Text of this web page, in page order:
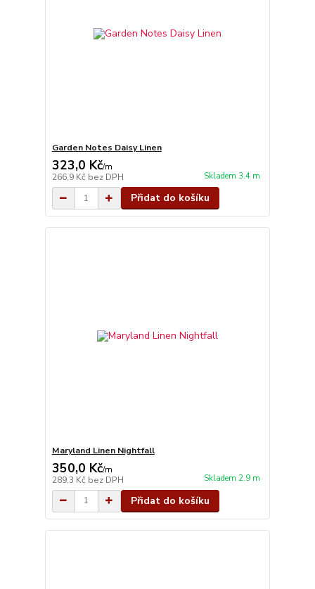
Garden Notes Daisy Linen
323,0 Kč/m
266,9 Kč bez DPH Skladem 3.4 m
Přidat do košíku
Maryland Linen Nightfall
350,0 Kč/m
289,3 Kč bez DPH Skladem 2.9 m
Přidat do košíku